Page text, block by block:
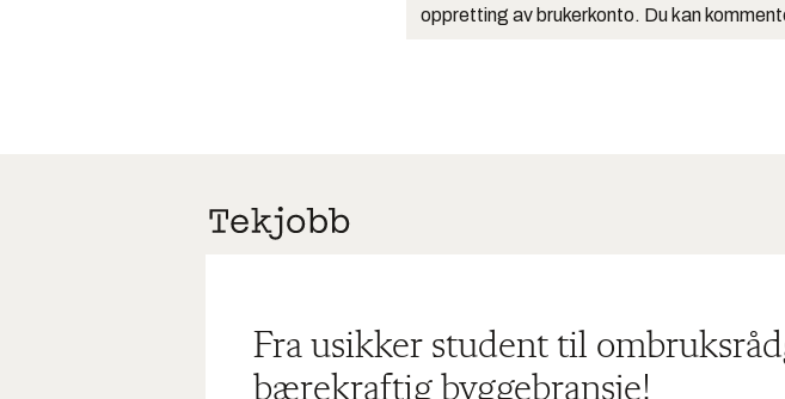
oppretting av brukerkonto. Du kan
Fra usikker student til
bærekraftig byggebransje!